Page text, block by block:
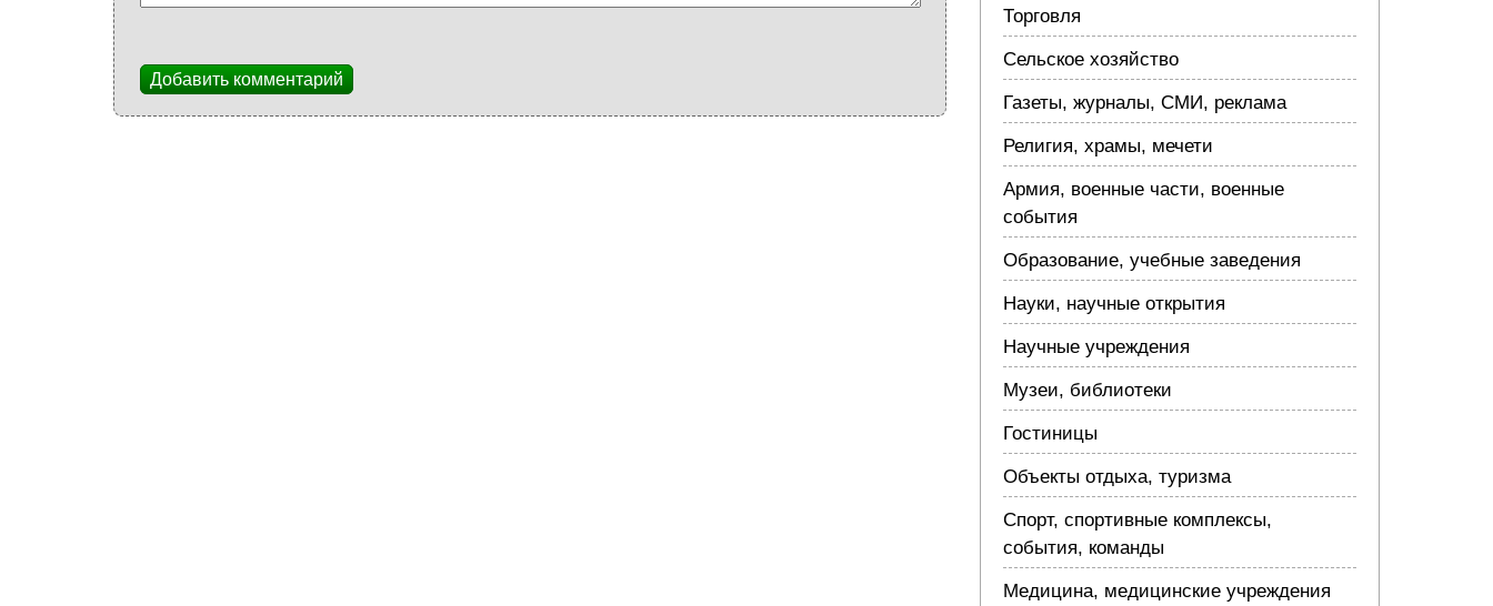
Добавить комментарий
Торговля
Сельское хозяйство
Газеты, журналы, СМИ, реклама
Религия, храмы, мечети
Армия, военные части, военные
события
Образование, учебные заведения
Науки, научные открытия
Научные учреждения
Музеи, библиотеки
Гостиницы
Объекты отдыха, туризма
Спорт, спортивные комплексы,
события, команды
Медицина, медицинские учреждения